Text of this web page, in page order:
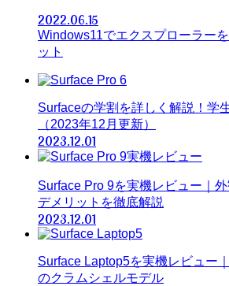
2022.06.15
Windows11でエクスプローラー
ット
Surfaceの学割を詳しく解説！学
（2023年12月更新）
2023.12.01
Surface Pro 9を実機レビュー｜
デメリットを徹底解説
2023.12.01
Surface Laptop5を実機レビュー
のクラムシェルモデル